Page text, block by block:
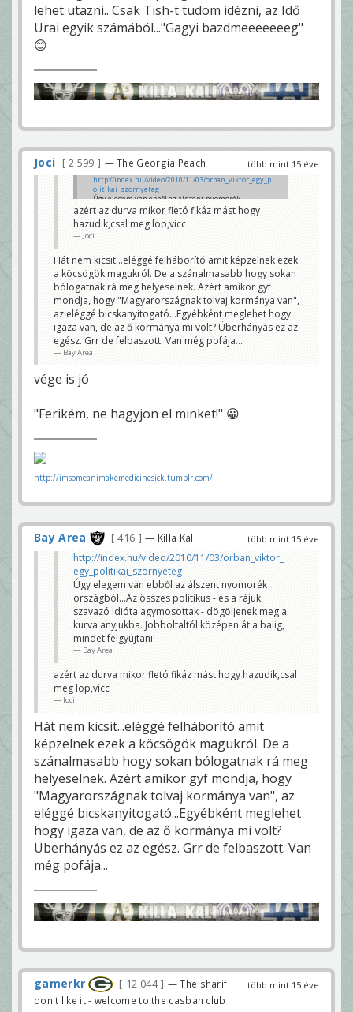
lehet utazni.. Csak Tish-t tudom idézni, az Idő
Urai egyik számából..."Gagyi bazdmeeeeeeeg"
😊
több mint 15 éve
Joci 2 599 — The Georgia Peach
http://index.hu/video/2010/11/03/orban_viktor_egy_p
olitikai_szornyeteg
Úgy elegem van ebből az álszent nyomorék
országból...Az összes politikus - és a rájuk szavazó
idióta agymosottak - dögöljenek meg a kurva
anyjukba. Jobboltaltól középen át a balig, mindet
felgyújtani!
azért az durva mikor fletó fikáz mást hogy
hazudik,csal meg lop,vicc
Joci
Hát nem kicsit...eléggé felháborító amit képzelnek ezek
a köcsögök magukról. De a szánalmasabb hogy sokan
bólogatnak rá meg helyeselnek. Azért amikor gyf
mondja, hogy "Magyarországnak tolvaj kormánya van",
az eléggé bicskanyitogató...Egyébként meglehet hogy
igaza van, de az ő kormánya mi volt? Überhányás ez az
egész. Grr de felbaszott. Van még pofája...
Bay Area
vége is jó
"Ferikém, ne hagyjon el minket!" 😀
http://imsomeanimakemedicinesick.tumblr.com/
több mint 15 éve
Bay Area 416 — Killa Kali
http://index.hu/video/2010/11/03/orban_viktor_
egy_politikai_szornyeteg
Úgy elegem van ebből az álszent nyomorék
országból...Az összes politikus - és a rájuk
szavazó idióta agymosottak - dögöljenek meg a
kurva anyjukba. Jobboltaltól középen át a balig,
mindet felgyújtani!
Bay Area
azért az durva mikor fletó fikáz mást hogy hazudik,csal
meg lop,vicc
Joci
Hát nem kicsit...eléggé felháborító amit
képzelnek ezek a köcsögök magukról. De a
szánalmasabb hogy sokan bólogatnak rá meg
helyeselnek. Azért amikor gyf mondja, hogy
"Magyarországnak tolvaj kormánya van", az
eléggé bicskanyitogató...Egyébként meglehet
hogy igaza van, de az ő kormánya mi volt?
Überhányás ez az egész. Grr de felbaszott. Van
még pofája...
több mint 15 éve
gamerkr 12 044
— The sharif
don't like it - welcome to the casbah club